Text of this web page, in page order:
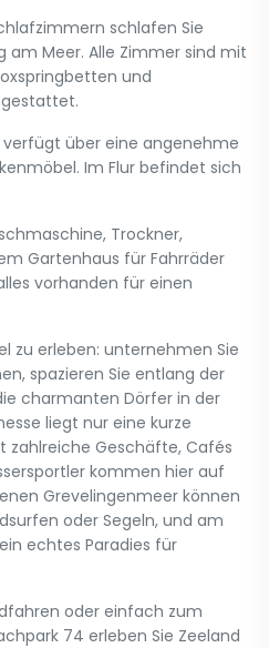
schlafen Sie
Meer. Alle Zimmer sind mit
und
über eine angenehme
Im Flur befindet sich
Trockner,
Gartenhaus für Fahrräder
vorhanden für einen
zu erleben: unternehmen Sie
spazieren Sie entlang der
charmanten Dörfer in der
liegt nur eine kurze
Geschäfte, Cafés
kommen hier auf
Grevelingenmeer können
oder Segeln, und am
echtes Paradies für
oder einfach zum
74 erleben Sie Zeeland